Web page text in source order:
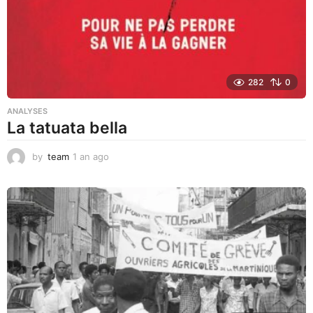
282 0
ANALYSES
La tatuata bella
by team 1 an ago
a
g
o